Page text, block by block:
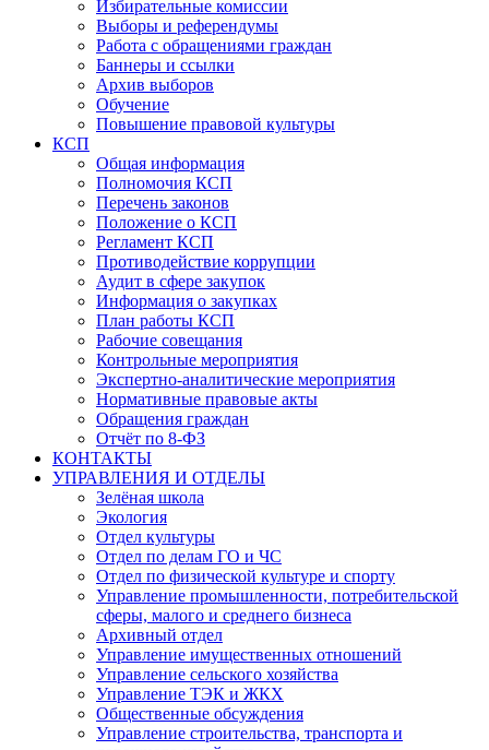
Избирательные комиссии
Выборы и референдумы
Работа с обращениями граждан
Баннеры и ссылки
Архив выборов
Обучение
Повышение правовой культуры
КСП
Общая информация
Полномочия КСП
Перечень законов
Положение о КСП
Регламент КСП
Противодействие коррупции
Аудит в сфере закупок
Информация о закупках
План работы КСП
Рабочие совещания
Контрольные мероприятия
Экспертно-аналитические мероприятия
Нормативные правовые акты
Обращения граждан
Отчёт по 8-ФЗ
КОНТАКТЫ
УПРАВЛЕНИЯ И ОТДЕЛЫ
Зелёная школа
Экология
Отдел культуры
Отдел по делам ГО и ЧС
Отдел по физической культуре и спорту
Управление промышленности, потребительской
сферы, малого и среднего бизнеса
Архивный отдел
Управление имущественных отношений
Управление сельского хозяйства
Управление ТЭК и ЖКХ
Общественные обсуждения
Управление строительства, транспорта и